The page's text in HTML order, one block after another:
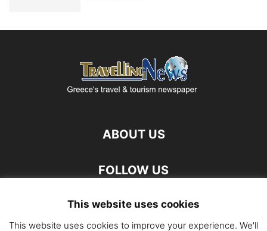
ABOUT US
FOLLOW US
This website uses cookies
This website uses cookies to improve your experience. We'll